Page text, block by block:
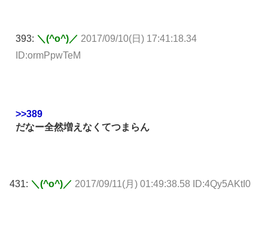
393: ＼(^o^)／ 2017/09/10(日) 17:41:18.34
ID:ormPpwTeM
>>389
だなー全然増えなくてつまらん
431: ＼(^o^)／ 2017/09/11(月) 01:49:38.58 ID:4Qy5AKtI0